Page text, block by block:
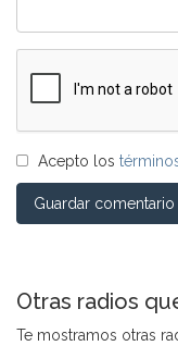
Acepto los
Guardar comentario
Otras radios
Te mostramos otras